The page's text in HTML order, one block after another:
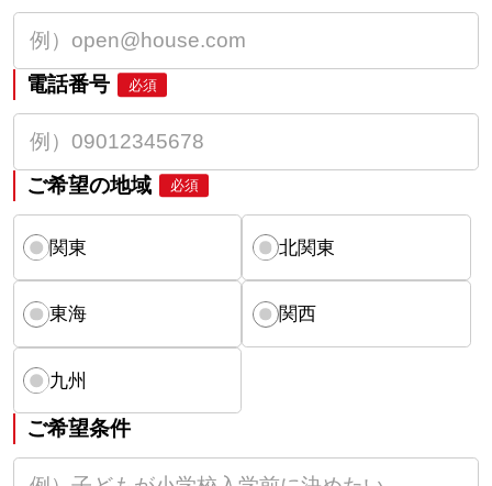
電話番号 必須
ご希望の地域 必須
関東 北関東
東海 関西
九州
ご希望条件